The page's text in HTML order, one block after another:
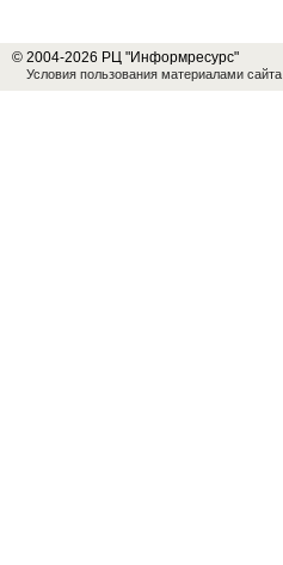
© 2004-2026 РЦ "Информресурс"
Условия пользования материалами сайта